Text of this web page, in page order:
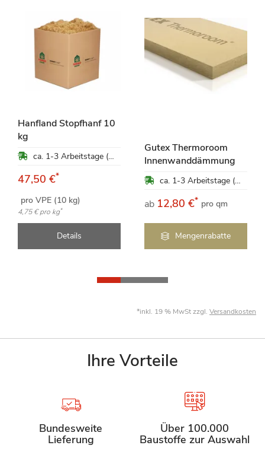
Hanfland Stopfhanf 10
kg
ca. 1-3 Arbeitstage (Mo-Fr)
47,50 €*
pro VPE (10 kg)
4,75 €pro kg*
Details
Gutex Thermoroom
Innenwanddämmung
ca. 1-3 Arbeitstage (Mo-Fr)
ab 12,80 €* pro qm
Mengenrabatte
*inkl. 19 % MwSt zzgl. Versandkosten
Ihre Vorteile
Bundesweite
Lieferung
Über 100.000
Baustoffe zur Auswahl